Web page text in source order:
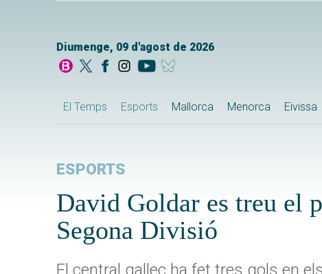
Diumenge, 09 d'agost de 2026
El Temps Esports Mallorca Menorca Eivissa
ESPORTS
David Goldar es treu el
Segona Divisió
El central gallec ha fet tres gols en